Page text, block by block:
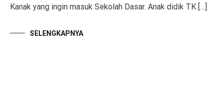
Kanak yang ingin masuk Sekolah Dasar. Anak didik TK […]
SELENGKAPNYA